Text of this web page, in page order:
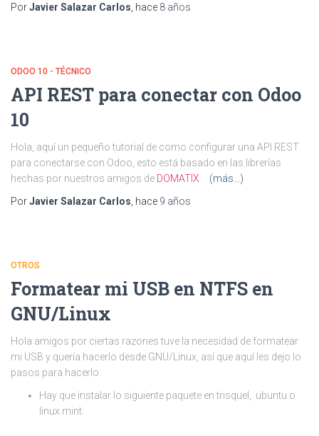
PorJavier Salazar Carlos , hace 8 años
ODOO 10 - TÉCNICO
API REST para conectar con Odoo
10
Hola, aquí un pequeño tutorial de como configurar una API REST
para conectarse con Odoo, esto está basado en las librerías
hechas por nuestros amigos de DOMATIX
(más…)
PorJavier Salazar Carlos , hace 9 años
OTROS
Formatear mi USB en NTFS en
GNU/Linux
Hola amigos por ciertas razones tuve la necesidad de formatear
mi USB y quería hacerlo desde GNU/Linux, así que aquí les dejo lo
pasos para hacerlo:
Hay que instalar lo siguiente paquete en trisquel, ubuntu o
linux mint: